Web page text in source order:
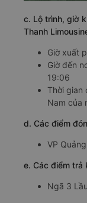
c. Lộ trình, giờ
Thanh
Giờ xuất
Giờ đến
19:06
Thời gian
Nam của
d. Các điểm
VP
e. Các điểm trả
Ngã 3